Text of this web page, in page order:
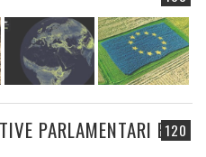
120
PARLAMENTARI E